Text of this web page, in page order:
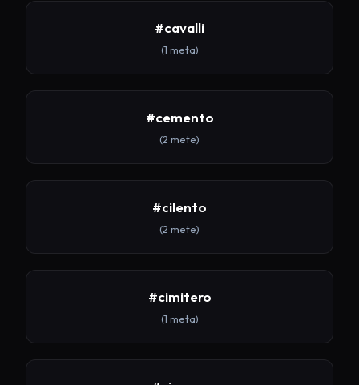
#cavalli
(1 meta)
#cemento
(2 mete)
#cilento
(2 mete)
#cimitero
(1 meta)